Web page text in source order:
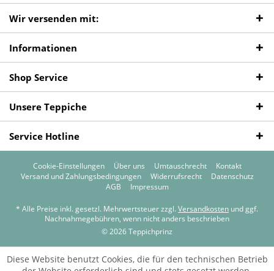
Wir versenden mit:
Informationen
Shop Service
Unsere Teppiche
Service Hotline
Cookie-Einstellungen Über uns Umtauschrecht
Kontakt
Versand und Zahlungsbedingungen
Widerrufsrecht
Datenschutz
AGB
Impressum
* Alle Preise inkl. gesetzl. Mehrwertsteuer zzgl. Versandkosten und ggf.
Nachnahmegebühren, wenn nicht anders beschrieben
© 2026 Teppichprinz
Diese Website benutzt Cookies, die für den technischen Betrieb